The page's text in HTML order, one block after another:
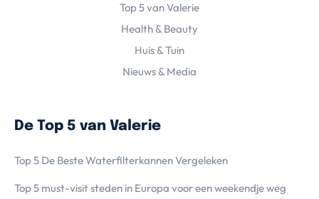
Top 5 van Valerie
Health & Beauty
Huis & Tuin
Nieuws & Media
De Top 5 van Valerie
Top 5 De Beste Waterfilterkannen Vergeleken
Top 5 must-visit steden in Europa voor een weekendje weg